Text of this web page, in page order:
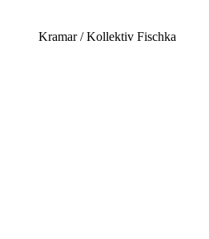
Kramar / Kollektiv Fischka